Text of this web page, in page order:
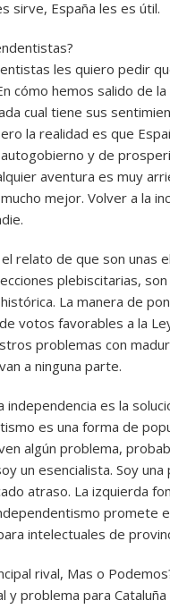
sirve, España les es útil.
les quiero pedir
cómo hemos salido de
cual tiene sus
la realidad es que
y de
aventura es muy
mejor. Volver a la
relato de que son unas
plebiscitarias,
La manera de
votos favorables a la
problemas con
a ninguna parte.
es la
es una forma de
algún problema,
un esencialista. Soy
atraso. La izquierda
promete
intelectuales de
rival, Mas o
y problema para